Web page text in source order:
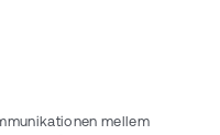
mellem